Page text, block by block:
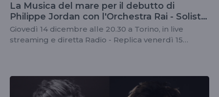
La Musica del mare per il debutto di
Philippe Jordan con l'Orchestra Rai - Solista
Mojca Erdmann
Giovedì 14 dicembre alle 20.30 a Torino, in live
streaming e diretta Radio - Replica venerdì 15